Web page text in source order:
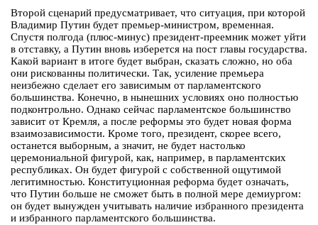
Второй сценарий предусматривает, что ситуация, при которой
Владимир Путин будет премьер-министром, временная.
Спустя полгода (плюс-минус) президент-преемник может уйти
в отставку, а Путин вновь изберется на пост главы государства.
Какой вариант в итоге будет выбран, сказать сложно, но оба
они рискованны политически. Так, усиление премьера
неизбежно сделает его зависимым от парламентского
большинства. Конечно, в нынешних условиях оно полностью
подконтрольно. Однако сейчас парламентское большинство
зависит от Кремля, а после реформы это будет новая форма
взаимозависимости. Кроме того, президент, скорее всего,
останется выборным, а значит, не будет настолько
церемониальной фигурой, как, например, в парламентских
республиках. Он будет фигурой с собственной ощутимой
легитимностью. Конституционная реформа будет означать,
что Путин больше не сможет быть в полной мере демиургом:
он будет вынужден учитывать наличие избранного президента
и избранного парламентского большинства.